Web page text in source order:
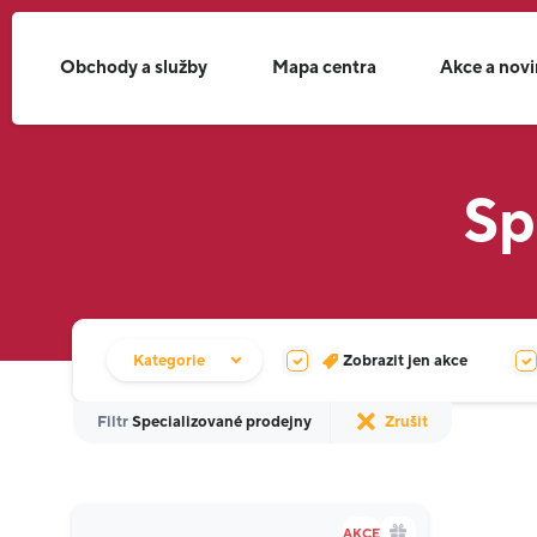
Obchody a služby Mapa centra Akce a
Filtr obchodů
Kategorie
FiltrSpecializované prodejny Zrušit
Zobrazit jen akce